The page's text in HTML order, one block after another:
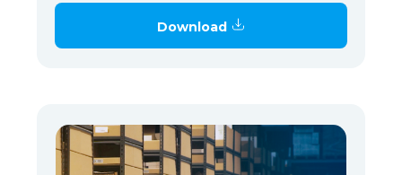
Download